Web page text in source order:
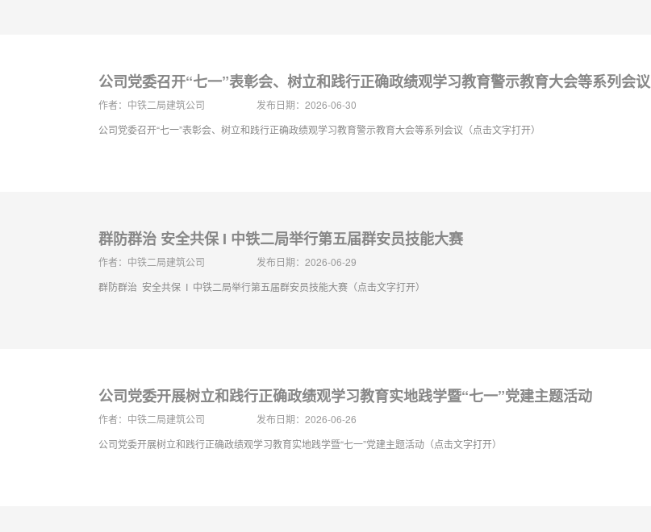
公司党委召开“七一”表彰会、树立和践行正确政绩观学习教育警示教育大会等系列会议
作者：中铁二局建筑公司
发布日期：2026-06-30
公司党委召开“七一”表彰会、树立和践行正确政绩观学习教育警示教育大会等系列会议（点击文字打开）
群防群治 安全共保 I 中铁二局举行第五届群安员技能大赛
作者：中铁二局建筑公司
发布日期：2026-06-29
群防群治 安全共保 I 中铁二局举行第五届群安员技能大赛（点击文字打开）
公司党委开展树立和践行正确政绩观学习教育实地践学暨“七一”党建主题活动
作者：中铁二局建筑公司
发布日期：2026-06-26
公司党委开展树立和践行正确政绩观学习教育实地践学暨“七一”党建主题活动（点击文字打开）